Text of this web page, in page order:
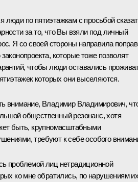
люди по пятиэтажкам с просьбой
за то, что Вы взяли под личный
Я со своей стороны направила
которые тоже позволят
чтобы люди оставались
которых они выселяются.
внимание, Владимир Владимирович,
общественный резонанс, хотя
быть, крупномасштабными
требуют к себе особого
проблемой лиц нетрадиционной
ко мне обратились, по нарушениям